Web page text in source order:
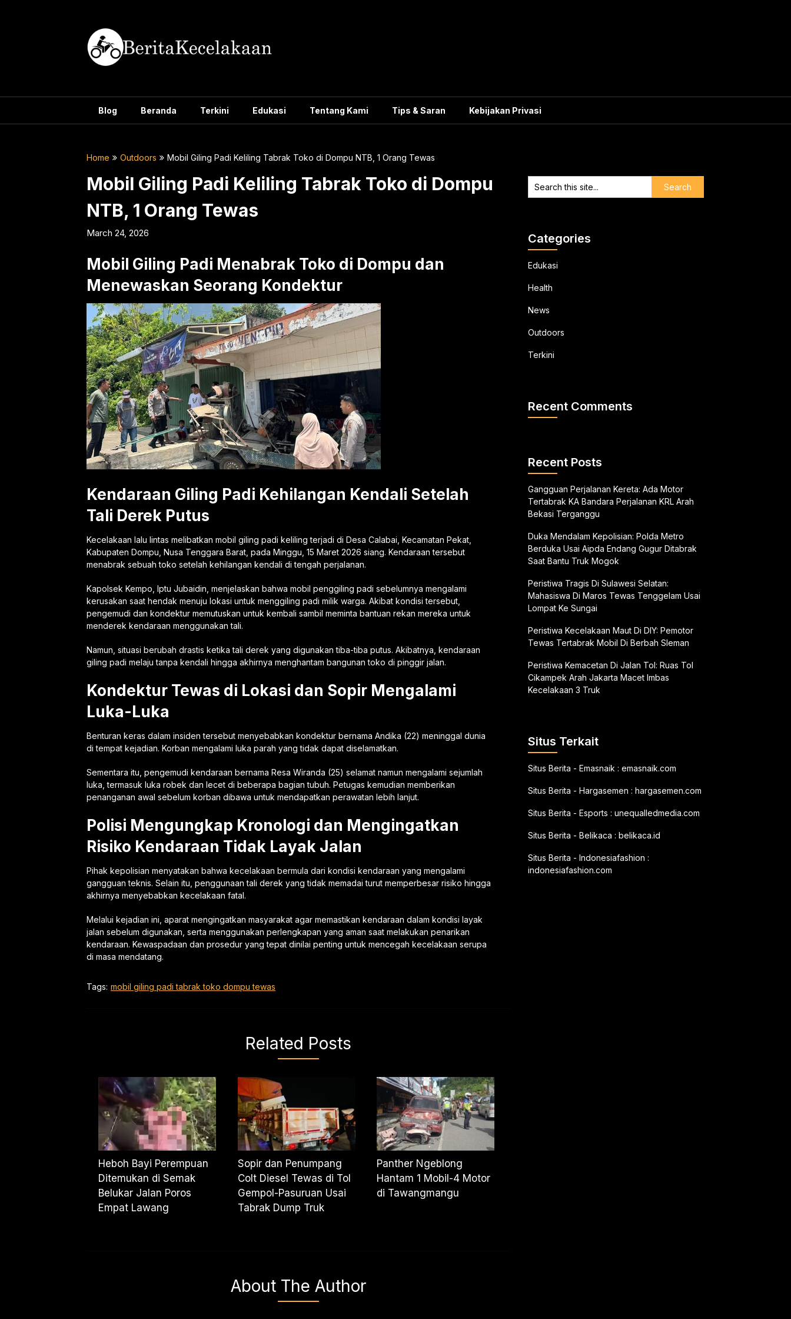
Blog Beranda Terkini Edukasi Tentang Kami Tips & Saran Kebijakan Privasi
Home Outdoors Mobil Giling Padi Keliling Tabrak Toko di Dompu NTB, 1 Orang Tewas
Mobil Giling Padi Keliling Tabrak Toko di Dompu
NTB, 1 Orang Tewas
March 24, 2026
Mobil Giling Padi Menabrak Toko di Dompu dan
Menewaskan Seorang Kondektur
Kendaraan Giling Padi Kehilangan Kendali Setelah
Tali Derek Putus
Kecelakaan lalu lintas melibatkan mobil giling padi keliling terjadi di Desa Calabai, Kecamatan Pekat,
Kabupaten Dompu, Nusa Tenggara Barat, pada Minggu, 15 Maret 2026 siang. Kendaraan tersebut
menabrak sebuah toko setelah kehilangan kendali di tengah perjalanan.
Kapolsek Kempo, Iptu Jubaidin, menjelaskan bahwa mobil penggiling padi sebelumnya mengalami
kerusakan saat hendak menuju lokasi untuk menggiling padi milik warga. Akibat kondisi tersebut,
pengemudi dan kondektur memutuskan untuk kembali sambil meminta bantuan rekan mereka untuk
menderek kendaraan menggunakan tali.
Namun, situasi berubah drastis ketika tali derek yang digunakan tiba-tiba putus. Akibatnya, kendaraan
giling padi melaju tanpa kendali hingga akhirnya menghantam bangunan toko di pinggir jalan.
Kondektur Tewas di Lokasi dan Sopir Mengalami
Luka-Luka
Benturan keras dalam insiden tersebut menyebabkan kondektur bernama Andika (22) meninggal dunia
di tempat kejadian. Korban mengalami luka parah yang tidak dapat diselamatkan.
Sementara itu, pengemudi kendaraan bernama Resa Wiranda (25) selamat namun mengalami sejumlah
luka, termasuk luka robek dan lecet di beberapa bagian tubuh. Petugas kemudian memberikan
penanganan awal sebelum korban dibawa untuk mendapatkan perawatan lebih lanjut.
Polisi Mengungkap Kronologi dan Mengingatkan
Risiko Kendaraan Tidak Layak Jalan
Pihak kepolisian menyatakan bahwa kecelakaan bermula dari kondisi kendaraan yang mengalami
gangguan teknis. Selain itu, penggunaan tali derek yang tidak memadai turut memperbesar risiko hingga
akhirnya menyebabkan kecelakaan fatal.
Melalui kejadian ini, aparat mengingatkan masyarakat agar memastikan kendaraan dalam kondisi layak
jalan sebelum digunakan, serta menggunakan perlengkapan yang aman saat melakukan penarikan
kendaraan. Kewaspadaan dan prosedur yang tepat dinilai penting untuk mencegah kecelakaan serupa
di masa mendatang.
Tags: mobil giling padi tabrak toko dompu tewas
Related Posts
Heboh Bayi Perempuan
Ditemukan di Semak
Belukar Jalan Poros
Empat Lawang
Sopir dan Penumpang
Colt Diesel Tewas di Tol
Gempol-Pasuruan Usai
Tabrak Dump Truk
Panther Ngeblong
Hantam 1 Mobil-4 Motor
di Tawangmangu
About The Author
Categories
Edukasi
Health
News
Outdoors
Terkini
Recent Comments
Recent Posts
Gangguan Perjalanan Kereta: Ada Motor
Tertabrak KA Bandara Perjalanan KRL Arah
Bekasi Terganggu
Duka Mendalam Kepolisian: Polda Metro
Berduka Usai Aipda Endang Gugur Ditabrak
Saat Bantu Truk Mogok
Peristiwa Tragis Di Sulawesi Selatan:
Mahasiswa Di Maros Tewas Tenggelam Usai
Lompat Ke Sungai
Peristiwa Kecelakaan Maut Di DIY: Pemotor
Tewas Tertabrak Mobil Di Berbah Sleman
Peristiwa Kemacetan Di Jalan Tol: Ruas Tol
Cikampek Arah Jakarta Macet Imbas
Kecelakaan 3 Truk
Situs Terkait
Situs Berita - Emasnaik : emasnaik.com
Situs Berita - Hargasemen : hargasemen.com
Situs Berita - Esports : unequalledmedia.com
Situs Berita - Belikaca : belikaca.id
Situs Berita - Indonesiafashion :
indonesiafashion.com